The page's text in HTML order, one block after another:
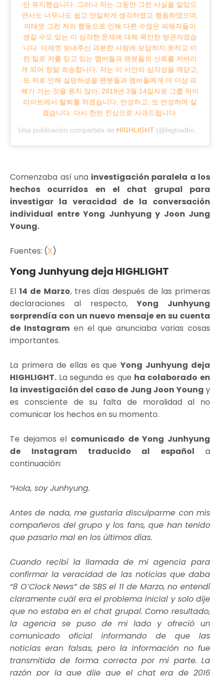
만 유지했습니다. 그러나 저는 그동안 그런 사실을 알았으
면서도 너무나도 쉽고 안일하게 생각하였고 행동하였으며,
여태껏 그런 저의 행동으로 인해 다른 수많은 피해자들이
생길 수도 있는 이 심각한 문제에 대해 묵인한 방관자였습
니다. 이제껏 보내주신 과분한 사랑에 보답하지 못하고 이
런 일로 저를 믿고 있는 멤버들과 팬분들의 신뢰를 저버리
게 되어 정말 죄송합니다. 저는 이 사안의 심각성을 깨닫고,
또 저로 인해 실망하셨을 팬분들과 멤버들에게 더 이상 피
해가 가는 것을 원치 않아, 2019년 3월 14일자로 그룹 하이
라이트에서 탈퇴를 하겠습니다. 반성하고, 또 반성하며 살
겠습니다. 다시 한번 진심으로 사과드립니다.
Una publicación compartida de HIGHLIGHT (@bigbadboii) el
Comenzaba así una investigación paralela a los
hechos ocurridos en el chat grupal para
investigar la veracidad de la conversación
individual entre Yong Junhyung y Joon Jung
Young.
Fuentes: (X)
Yong Junhyung deja HIGHLIGHT
El14 de Marzo, tres días después de las primeras
declaraciones al respecto,Yong Junhyung
sorprendía con un nuevo mensaje en su cuenta
de Instagramen el que anunciaba varias cosas
importantes.
La primera de ellas es queYong Junhyung deja
HIGHLIGHT. La segunda es que ha colaborado en
la investigación del caso de Jung Joon Young y
es consciente de su falta de moralidad al no
comunicar los hechos en su momento.
Te dejamos el comunicado de Yong Junhyung
de Instagram traducido al español a
continuación:
“Hola, soy Junhyung.
Antes de nada, me gustaría disculparme con mis
compañeros del grupo y los fans, que han tenido
que pasarlo mal en los últimos días.
Cuando recibí la llamada de mi agencia para
confirmar la veracidad de las noticias que daba
“8 O’Clock News” de SBS el 11 de Marzo, no entendí
claramente cuál era el problema inicial y solo dije
que no estaba en el chat grupal. Como resultado,
la agencia se puso de mi lado y ofreció un
comunicado oficial informando de que las
noticias eran falsas, pero la información no fue
transmitida de forma correcta por mi parte. La
razón por la que dije que el chat era de 2016